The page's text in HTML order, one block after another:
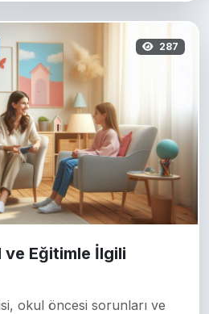
287
Eğitimle İlgili
okul öncesi sorunları ve